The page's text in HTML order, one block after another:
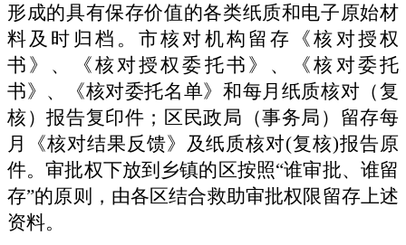
形成的具有保存价值的各类纸质和电子原始材
料及时归档。市核对机构留存《核对授权
书》、《核对授权委托书》、《核对委托
书》、《核对委托名单》和每月纸质核对（复
核）报告复印件；区民政局（事务局）留存每
月《核对结果反馈》及纸质核对(复核)报告原
件。审批权下放到乡镇的区按照“谁审批、谁留
存”的原则，由各区结合救助审批权限留存上述
资料。